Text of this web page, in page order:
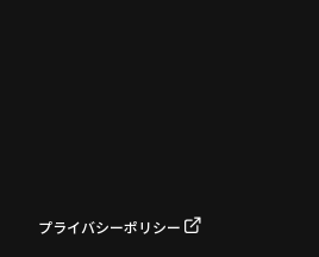
プライバシーポリシー